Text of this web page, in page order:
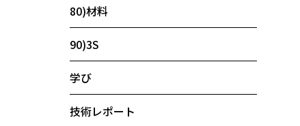
80)材料
90)3S
学び
技術レポート